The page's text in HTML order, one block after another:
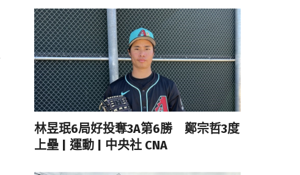
林昱珉6局好投奪3A第6勝 鄭宗哲3度
上壘 | 運動 | 中央社 CNA